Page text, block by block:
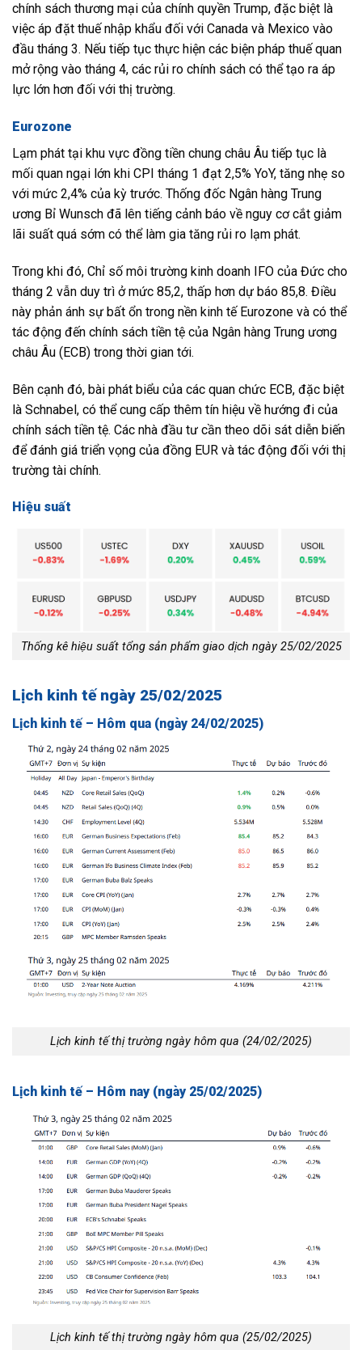
chính sách thương mại của chính quyền Trump, đặc biệt là
việc áp đặt thuế nhập khẩu đối với Canada và Mexico vào
đầu tháng 3. Nếu tiếp tục thực hiện các biện pháp thuế quan
mở rộng vào tháng 4, các rủi ro chính sách có thể tạo ra áp
lực lớn hơn đối với thị trường.
Eurozone
Lạm phát tại khu vực đồng tiền chung châu Âu tiếp tục là
mối quan ngại lớn khi CPI tháng 1 đạt 2,5% YoY, tăng nhẹ so
với mức 2,4% của kỳ trước. Thống đốc Ngân hàng Trung
ương Bỉ Wunsch đã lên tiếng cảnh báo về nguy cơ cắt giảm
lãi suất quá sớm có thể làm gia tăng rủi ro lạm phát.
Trong khi đó, Chỉ số môi trường kinh doanh IFO của Đức cho
tháng 2 vẫn duy trì ở mức 85,2, thấp hơn dự báo 85,8. Điều
này phản ánh sự bất ổn trong nền kinh tế Eurozone và có thể
tác động đến chính sách tiền tệ của Ngân hàng Trung ương
châu Âu (ECB) trong thời gian tới.
Bên cạnh đó, bài phát biểu của các quan chức ECB, đặc biệt
là Schnabel, có thể cung cấp thêm tín hiệu về hướng đi của
chính sách tiền tệ. Các nhà đầu tư cần theo dõi sát diễn biến
để đánh giá triển vọng của đồng EUR và tác động đối với thị
trường tài chính.
Hiệu suất
Thống kê hiệu suất tổng sản phẩm giao dịch ngày 25/02/2025
Lịch kinh tế ngày 25/02/2025
Lịch kinh tế – Hôm qua (ngày 24/02/2025)
Lịch kinh tế thị trường ngày hôm qua (24/02/2025)
Lịch kinh tế – Hôm nay (ngày 25/02/2025)
Lịch kinh tế thị trường ngày hôm qua (25/02/2025)